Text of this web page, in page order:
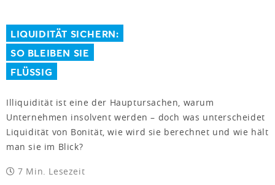
LIQUIDITÄT SICHERN:
SO BLEIBEN SIE
FLÜSSIG
Illiquidität ist eine der Hauptursachen, warum
Unternehmen insolvent werden – doch was unterscheidet
Liquidität von Bonität, wie wird sie berechnet und wie hält
man sie im Blick?
7 Min. Lesezeit